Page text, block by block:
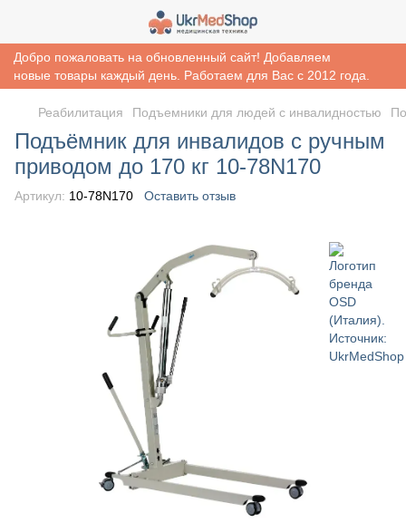
Добро пожаловать на обновленный сайт! Добавляем
новые товары каждый день. Работаем для Вас с 2012 года.
Реабилитация Подъемники для людей с инвалидностью
Подъёмник для инвалидов с ручным
приводом до 170 кг 10-78N170
Артикул: 10-78N170 Оставить отзыв